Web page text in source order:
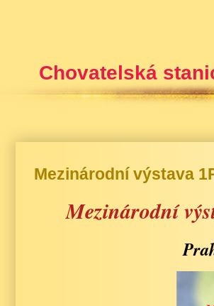
Chovatelská
Mezinárodní výstava
Mezinárodní